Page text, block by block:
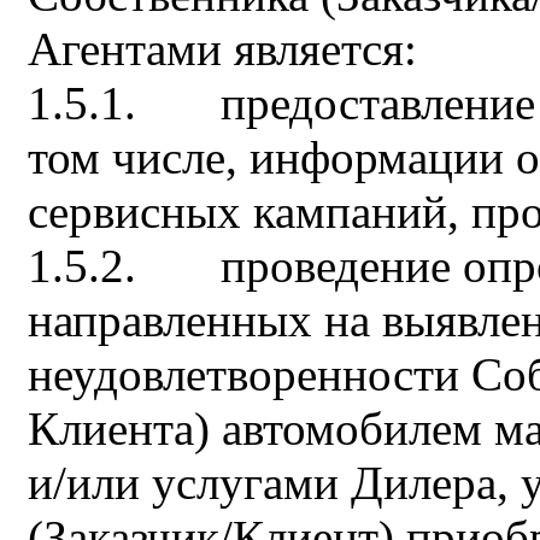
Агентами является:
1.5.1. предоставление
том числе, информации
сервисных кампаний,
1.5.2. проведение
направленных на
неудовлетворенности
Клиента) автомобилем
и/или услугами Дилера,